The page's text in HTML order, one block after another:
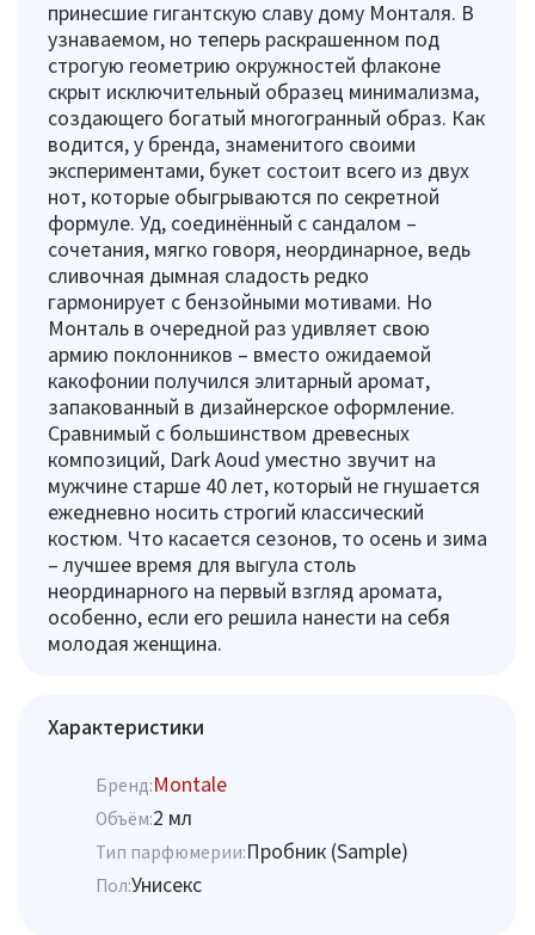
принесшие гигантскую славу дому Монталя. В
узнаваемом, но теперь раскрашенном под
строгую геометрию окружностей флаконе
скрыт исключительный образец минимализма,
создающего богатый многогранный образ. Как
водится, у бренда, знаменитого своими
экспериментами, букет состоит всего из двух
нот, которые обыгрываются по секретной
формуле. Уд, соединённый с сандалом –
сочетания, мягко говоря, неординарное, ведь
сливочная дымная сладость редко
гармонирует с бензойными мотивами. Но
Монталь в очередной раз удивляет свою
армию поклонников – вместо ожидаемой
какофонии получился элитарный аромат,
запакованный в дизайнерское оформление.
Сравнимый с большинством древесных
композиций, Dark Aoud уместно звучит на
мужчине старше 40 лет, который не гнушается
ежедневно носить строгий классический
костюм. Что касается сезонов, то осень и зима
– лучшее время для выгула столь
неординарного на первый взгляд аромата,
особенно, если его решила нанести на себя
молодая женщина.
Характеристики
Бренд:Montale
Объём:2 мл
Тип парфюмерии:Пробник (Sample)
Пол:Унисекс